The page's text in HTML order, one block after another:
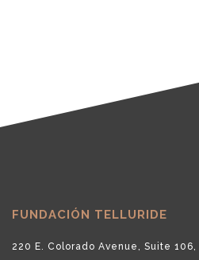
FUNDACIÓN TELLURIDE
220 E. Colorado Avenue, Suite 106,